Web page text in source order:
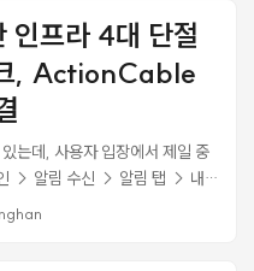
Zettlr 전부 이렇게 한다. 그런
은 데스크톱 앱에서는 더 좋은
폰트 번들은 0으로 유지하
프로젝트에 테스트 하네스
프라 4대 단절
, ActionCable
는데, 사용자 입장에서 제일 중
인 → 알림 수신 → 알림 탭 → 내
끊기면 앱이 있으나 마나다.